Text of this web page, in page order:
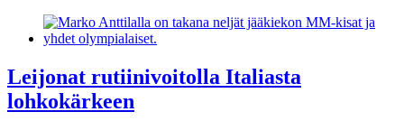
Leijonat rutiinivoitolla Italiasta
lohkokärkeen